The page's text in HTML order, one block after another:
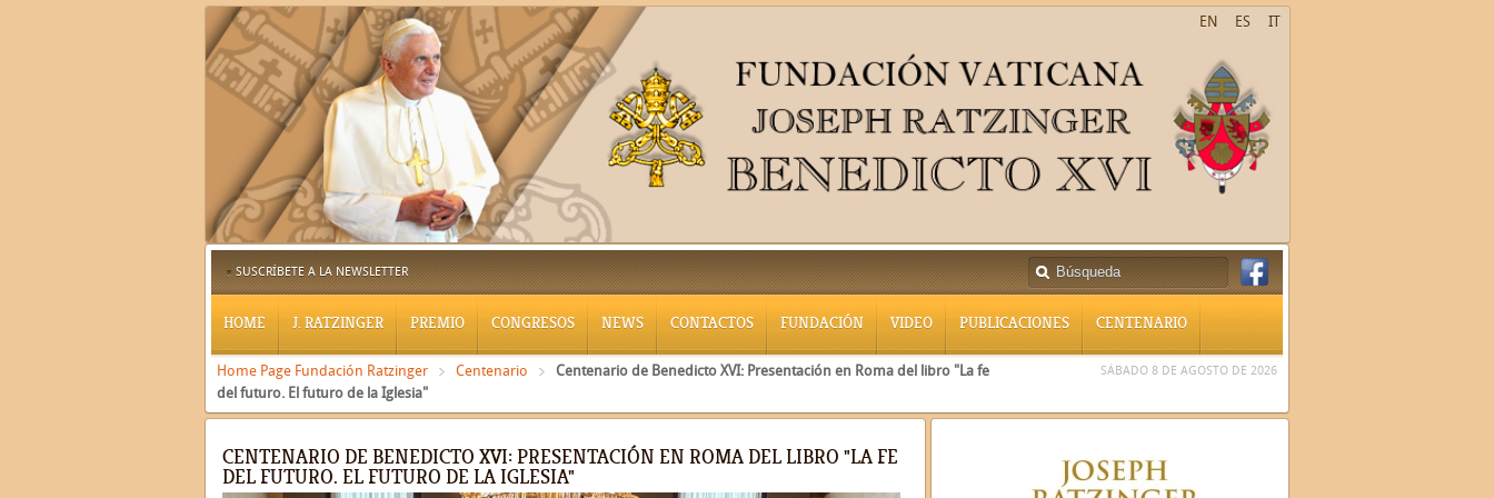
IT
ES
EN
SUSCRÍBETE A LA NEWSLETTER
HOME J. RATZINGER PREMIO CONGRESOS NEWS CONTACTOS FUNDACIÓN VIDEO PUBLICACIONES CENTENARIO
Home Page Fundación Ratzinger Centenario
Centenario de Benedicto XVI: Presentación en Roma del libro "La fe
del futuro. El futuro de la Iglesia"
SÁBADO 8 DE AGOSTO DE 2026
CENTENARIO DE BENEDICTO XVI: PRESENTACIÓN EN ROMA DEL LIBRO "LA FE
DEL FUTURO. EL FUTURO DE LA IGLESIA"